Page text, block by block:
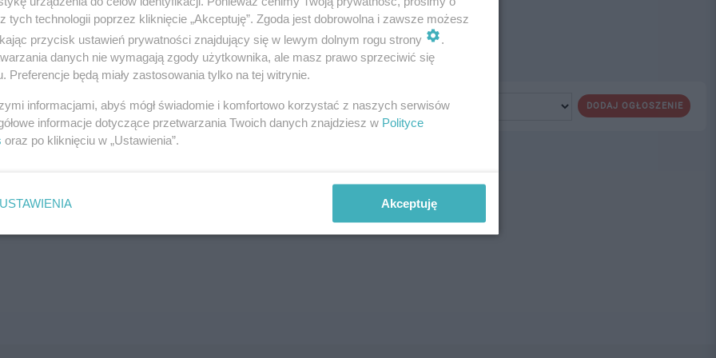
SZUKAJ
DODAJ OGŁOSZENIE
ogłoszenie nie istnieje lub nie jest jeszcze aktywne!
tych technologii poprzez kliknięcie „Akceptuję”. Zgoda jest dobrowolna i zawsze możesz
przycisk ustawień prywatności znajdujący się w lewym dolnym rogu strony
danych nie wymagają zgody użytkownika, ale masz prawo sprzeciwić się
Preferencje będą miały zastosowania tylko na tej witrynie.
informacjami, abyś mógł świadomie i komfortowo korzystać z naszych serwisów
informacje dotyczące przetwarzania Twoich danych znajdziesz w Polityce
oraz po kliknięciu w „Ustawienia”.
USTAWIENIA Akceptuję